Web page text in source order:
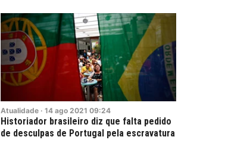
Atualidade · 14 ago 2021 09:24
Historiador brasileiro diz que falta pedido
de desculpas de Portugal pela escravatura